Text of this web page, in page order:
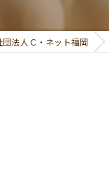
法人Ｃ・ネット福岡